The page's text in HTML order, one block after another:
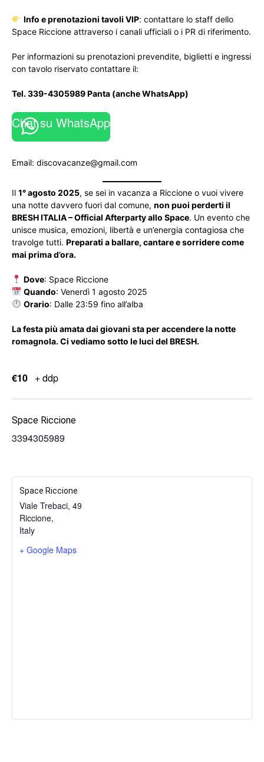
Info e prenotazioni tavoli VIP: contattare lo staff dello
Space Riccione attraverso i canali ufficiali o i PR di riferimento.
Per informazioni su prenotazioni prevendite, biglietti e ingressi
con tavolo riservato contattare il:
Tel. 339-4305989 Panta (anche WhatsApp)
Chat su WhatsApp
Email: discovacanze@gmail.com
Il 1° agosto 2025, se sei in vacanza a Riccione o vuoi vivere
una notte davvero fuori dal comune, non puoi perderti il
BRESH ITALIA – Official Afterparty allo Space. Un evento che
unisce musica, emozioni, libertà e un’energia contagiosa che
travolge tutti. Preparati a ballare, cantare e sorridere come
mai prima d’ora.
Dove: Space Riccione
Quando: Venerdì 1 agosto 2025
Orario: Dalle 23:59 fino all’alba
La festa più amata dai giovani sta per accendere la notte
romagnola. Ci vediamo sotto le luci del BRESH.
€10 + ddp
Space Riccione
3394305989
Space Riccione
Viale Trebaci, 49
Riccione,
Italy
+ Google Maps